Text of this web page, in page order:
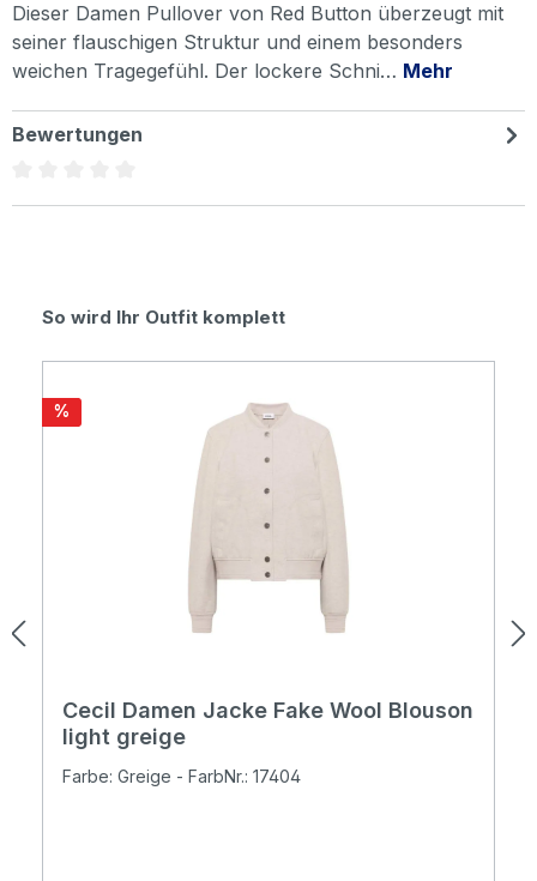
Dieser Damen Pullover von Red Button überzeugt mit
seiner flauschigen Struktur und einem besonders
weichen Tragegefühl. Der lockere Schni… Mehr
Bewertungen
Produktgalerie überspringen
So wird Ihr Outfit komplett
Rabatt
%
Cecil Damen Jacke Fake Wool Blouson
light greige
Farbe: Greige - FarbNr.: 17404